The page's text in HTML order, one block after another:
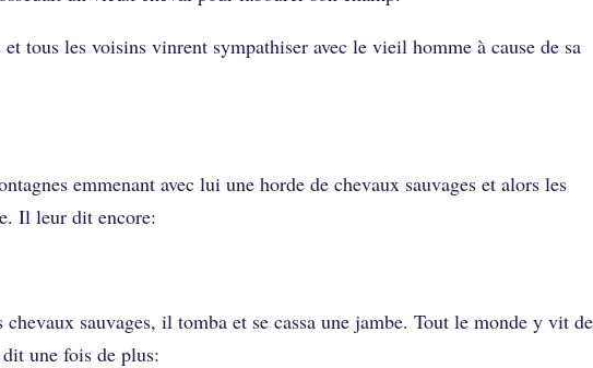
tous les voisins vinrent sympathiser avec le vieil homme à cause de sa
emmenant avec lui une horde de chevaux sauvages et alors les
Il leur dit encore:
sauvages, il tomba et se cassa une jambe. Tout le monde y vit de
une fois de plus: